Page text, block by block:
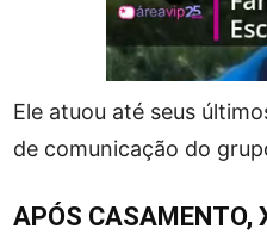
Ele atuou até seus
de comunicação do
APÓS CASAMENTO,